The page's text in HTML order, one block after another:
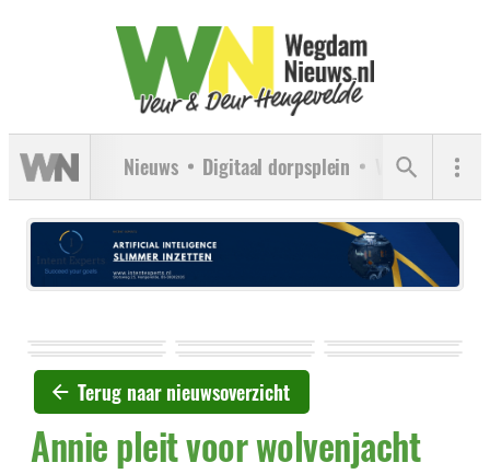
Nieuws Digitaal dorpsplein Verenigingen
Terug naar nieuwsoverzicht
Annie pleit voor wolvenjacht